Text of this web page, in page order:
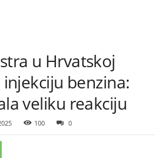
u Hrvatskoj
benzina:
veliku reakciju
100 0